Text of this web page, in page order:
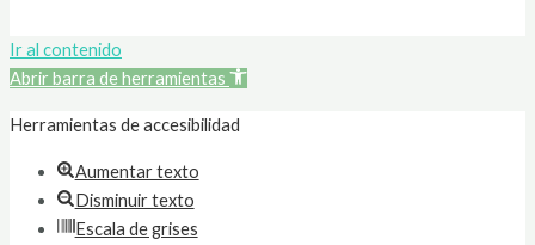
Ir al contenido
Abrir barra de herramientas
Herramientas de accesibilidad
Aumentar texto
Disminuir texto
Escala de grises